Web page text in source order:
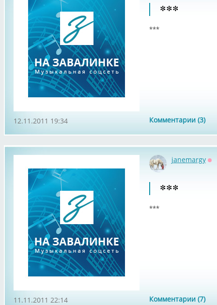
***
***
Комментарии (3)
12.11.2011 19:34
janemargy
***
***
Комментарии (7)
11.11.2011 22:14